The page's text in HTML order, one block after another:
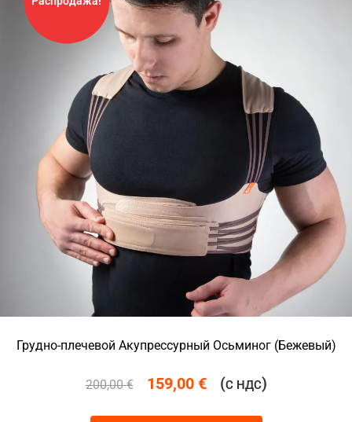
Грудно-плечевой Акупрессурный Осьминог (Бежевый)
200,00€ 159,00 € (С НДС)